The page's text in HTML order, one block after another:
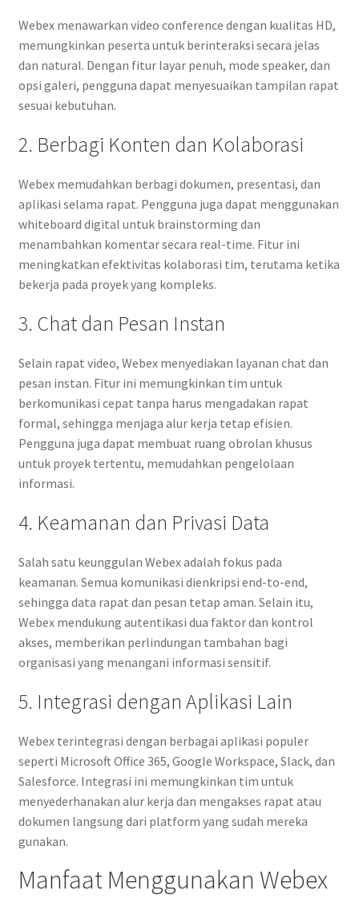
Webex menawarkan video conference dengan kualitas HD,
memungkinkan peserta untuk berinteraksi secara jelas
dan natural. Dengan fitur layar penuh, mode speaker, dan
opsi galeri, pengguna dapat menyesuaikan tampilan rapat
sesuai kebutuhan.
2. Berbagi Konten dan Kolaborasi
Webex memudahkan berbagi dokumen, presentasi, dan
aplikasi selama rapat. Pengguna juga dapat menggunakan
whiteboard digital untuk brainstorming dan
menambahkan komentar secara real-time. Fitur ini
meningkatkan efektivitas kolaborasi tim, terutama ketika
bekerja pada proyek yang kompleks.
3. Chat dan Pesan Instan
Selain rapat video, Webex menyediakan layanan chat dan
pesan instan. Fitur ini memungkinkan tim untuk
berkomunikasi cepat tanpa harus mengadakan rapat
formal, sehingga menjaga alur kerja tetap efisien.
Pengguna juga dapat membuat ruang obrolan khusus
untuk proyek tertentu, memudahkan pengelolaan
informasi.
4. Keamanan dan Privasi Data
Salah satu keunggulan Webex adalah fokus pada
keamanan. Semua komunikasi dienkripsi end-to-end,
sehingga data rapat dan pesan tetap aman. Selain itu,
Webex mendukung autentikasi dua faktor dan kontrol
akses, memberikan perlindungan tambahan bagi
organisasi yang menangani informasi sensitif.
5. Integrasi dengan Aplikasi Lain
Webex terintegrasi dengan berbagai aplikasi populer
seperti Microsoft Office 365, Google Workspace, Slack, dan
Salesforce. Integrasi ini memungkinkan tim untuk
menyederhanakan alur kerja dan mengakses rapat atau
dokumen langsung dari platform yang sudah mereka
gunakan.
Manfaat Menggunakan Webex